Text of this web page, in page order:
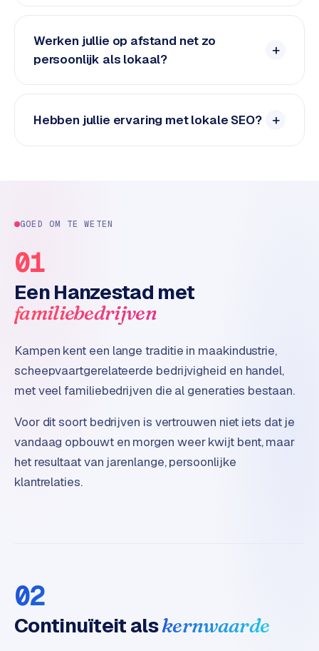
t
e
t
m
r
e
B
o
.
c
m
r
e
t
p
l
F
i
Werken jullie op afstand net zo
persoonlijk als lokaal?
Hebben jullie ervaring met lokale SEO?
GOED OM TE WETEN
01
Een Hanzestad met
familiebedrijven
Kampen kent een lange traditie in maakindustrie,
scheepvaartgerelateerde bedrijvigheid en handel,
met veel familiebedrijven die al generaties bestaan.
Voor dit soort bedrijven is vertrouwen niet iets dat je
vandaag opbouwt en morgen weer kwijt bent, maar
het resultaat van jarenlange, persoonlijke
klantrelaties.
02
Continuïteit alskernwaarde